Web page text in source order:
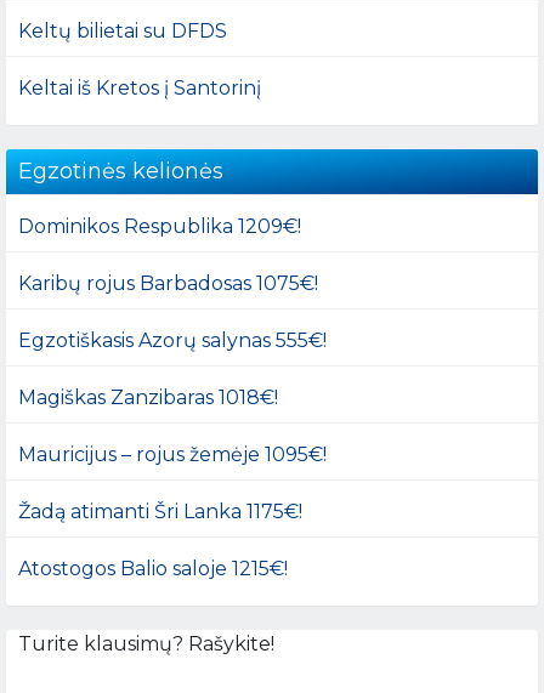
Keltų bilietai su DFDS
Keltai iš Kretos į Santorinį
Egzotinės kelionės
Dominikos Respublika 1209€!
Karibų rojus Barbadosas 1075€!
Egzotiškasis Azorų salynas 555€!
Magiškas Zanzibaras 1018€!
Mauricijus – rojus žemėje 1095€!
Žadą atimanti Šri Lanka 1175€!
Atostogos Balio saloje 1215€!
Turite klausimų? Rašykite!